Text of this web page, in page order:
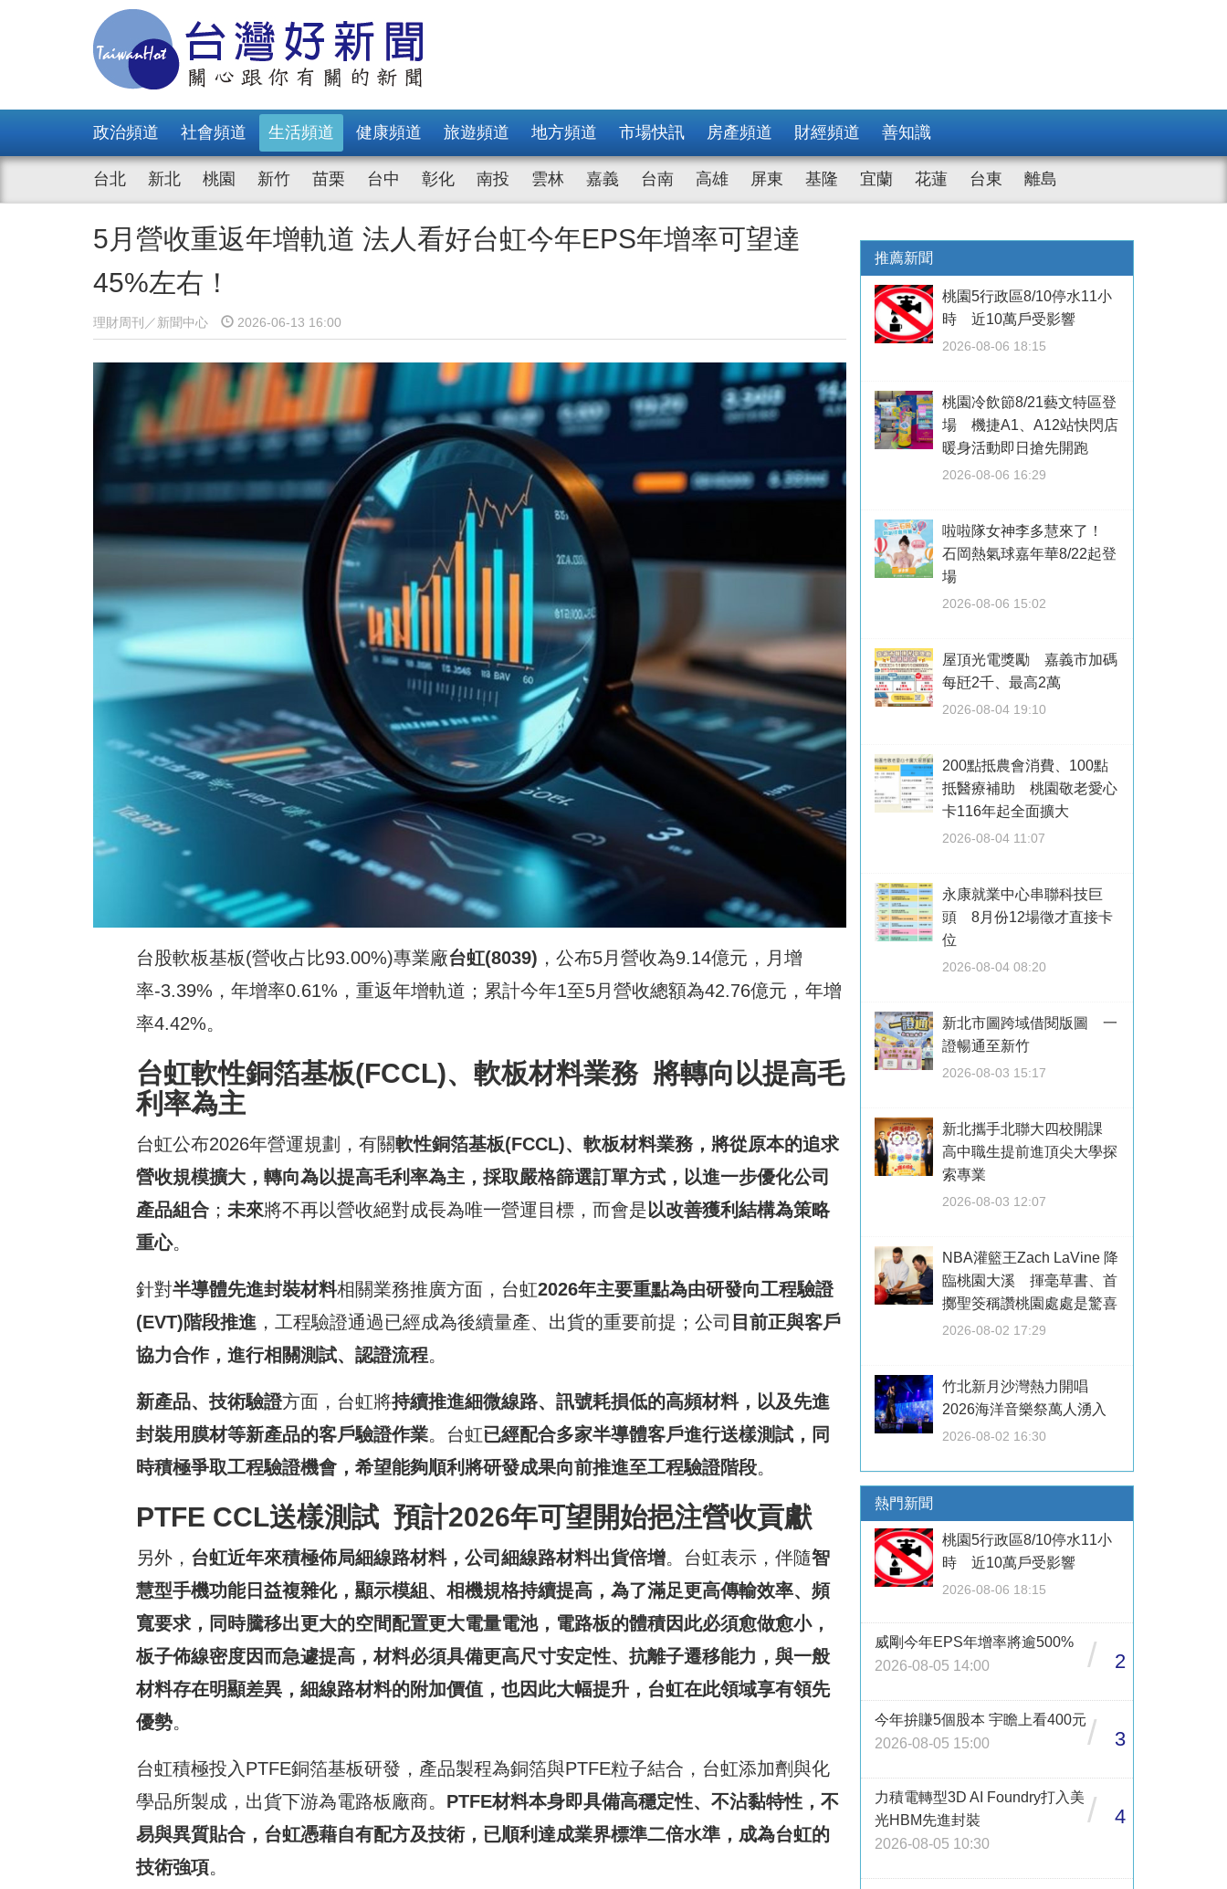
政治頻道 社會頻道 生活頻道 健康頻道 旅遊頻道 地方頻道 市場快訊 房產頻道 財經頻道 善知識
台北 新北 桃園 新竹 苗栗 台中 彰化 南投 雲林 嘉義 台南 高雄 屏東 基隆 宜蘭 花蓮 台東 離島
5月營收重返年增軌道 法人看好台虹今年EPS年增率可望達
45%左右！
理財周刊／新聞中心 2026-06-13 16:00
台股軟板基板(營收占比93.00%)專業廠台虹(8039) ，公布5月營收為9.14億元，月增
率-3.39%，年增率0.61%，重返年增軌道；累計今年1至5月營收總額為42.76億元，年增
率4.42%。
台虹軟性銅箔基板(FCCL)、軟板材料業務 將轉向以提高毛
利率為主
台虹公布2026年營運規劃，有關軟性銅箔基板(FCCL)、軟板材料業務，將從原本的追求
營收規模擴大，轉向為以提高毛利率為主，採取嚴格篩選訂單方式，以進一步優化公司
產品組合 ； 未來將不再以營收絕對成長為唯一營運目標，而會是 以改善獲利結構為策略
重心。
針對半導體先進封裝材料相關業務推廣方面，台虹2026年主要重點為由研發向工程驗證
(EVT)階段推進 ，工程驗證通過已經成為後續量產、出貨的重要前提；公司 目前正與客戶
協力合作，進行相關測試、認證流程。
新產品、技術驗證方面，台虹將持續推進細微線路、訊號耗損低的高頻材料，以及先進
封裝用膜材等新產品的客戶驗證作業。台虹已經配合多家半導體客戶進行送樣測試，同
時積極爭取工程驗證機會，希望能夠順利將研發成果向前推進至工程驗證階段。
PTFE CCL送樣測試 預計2026年可望開始挹注營收貢獻
另外， 台虹近年來積極佈局細線路材料，公司細線路材料出貨倍增。台虹表示，伴隨智
慧型手機功能日益複雜化，顯示模組、相機規格持續提高，為了滿足更高傳輸效率、頻
寬要求，同時騰移出更大的空間配置更大電量電池，電路板的體積因此必須愈做愈小，
板子佈線密度因而急遽提高，材料必須具備更高尺寸安定性、抗離子遷移能力，與一般
材料存在明顯差異，細線路材料的附加價值，也因此大幅提升，台虹在此領域享有領先
優勢。
台虹積極投入PTFE銅箔基板研發，產品製程為銅箔與PTFE粒子結合，台虹添加劑與化
學品所製成，出貨下游為電路板廠商。 PTFE材料本身即具備高穩定性、不沾黏特性，不
易與異質貼合，台虹憑藉自有配方及技術，已順利達成業界標準二倍水準，成為台虹的
技術強項。
推薦新聞
桃園5行政區8/10停水11小
時 近10萬戶受影響
2026-08-06 18:15
桃園冷飲節8/21藝文特區登
場 機捷A1、A12站快閃店
暖身活動即日搶先開跑
2026-08-06 16:29
啦啦隊女神李多慧來了！
石岡熱氣球嘉年華8/22起登
場
2026-08-06 15:02
屋頂光電獎勵 嘉義市加碼
每瓩2千、最高2萬
2026-08-04 19:10
200點抵農會消費、100點
抵醫療補助 桃園敬老愛心
卡116年起全面擴大
2026-08-04 11:07
永康就業中心串聯科技巨
頭 8月份12場徵才直接卡
位
2026-08-04 08:20
新北市圖跨域借閱版圖 一
證暢通至新竹
2026-08-03 15:17
新北攜手北聯大四校開課
高中職生提前進頂尖大學探
索專業
2026-08-03 12:07
NBA灌籃王Zach LaVine 降
臨桃園大溪 揮毫草書、首
擲聖筊稱讚桃園處處是驚喜
2026-08-02 17:29
竹北新月沙灣熱力開唱
2026海洋音樂祭萬人湧入
2026-08-02 16:30
熱門新聞
桃園5行政區8/10停水11小
時 近10萬戶受影響
2026-08-06 18:15
威剛今年EPS年增率將逾500%
2026-08-05 14:00
/ 2
今年拚賺5個股本 宇瞻上看400元
2026-08-05 15:00
/ 3
力積電轉型3D AI Foundry打入美
光HBM先進封裝
2026-08-05 10:30
/ 4